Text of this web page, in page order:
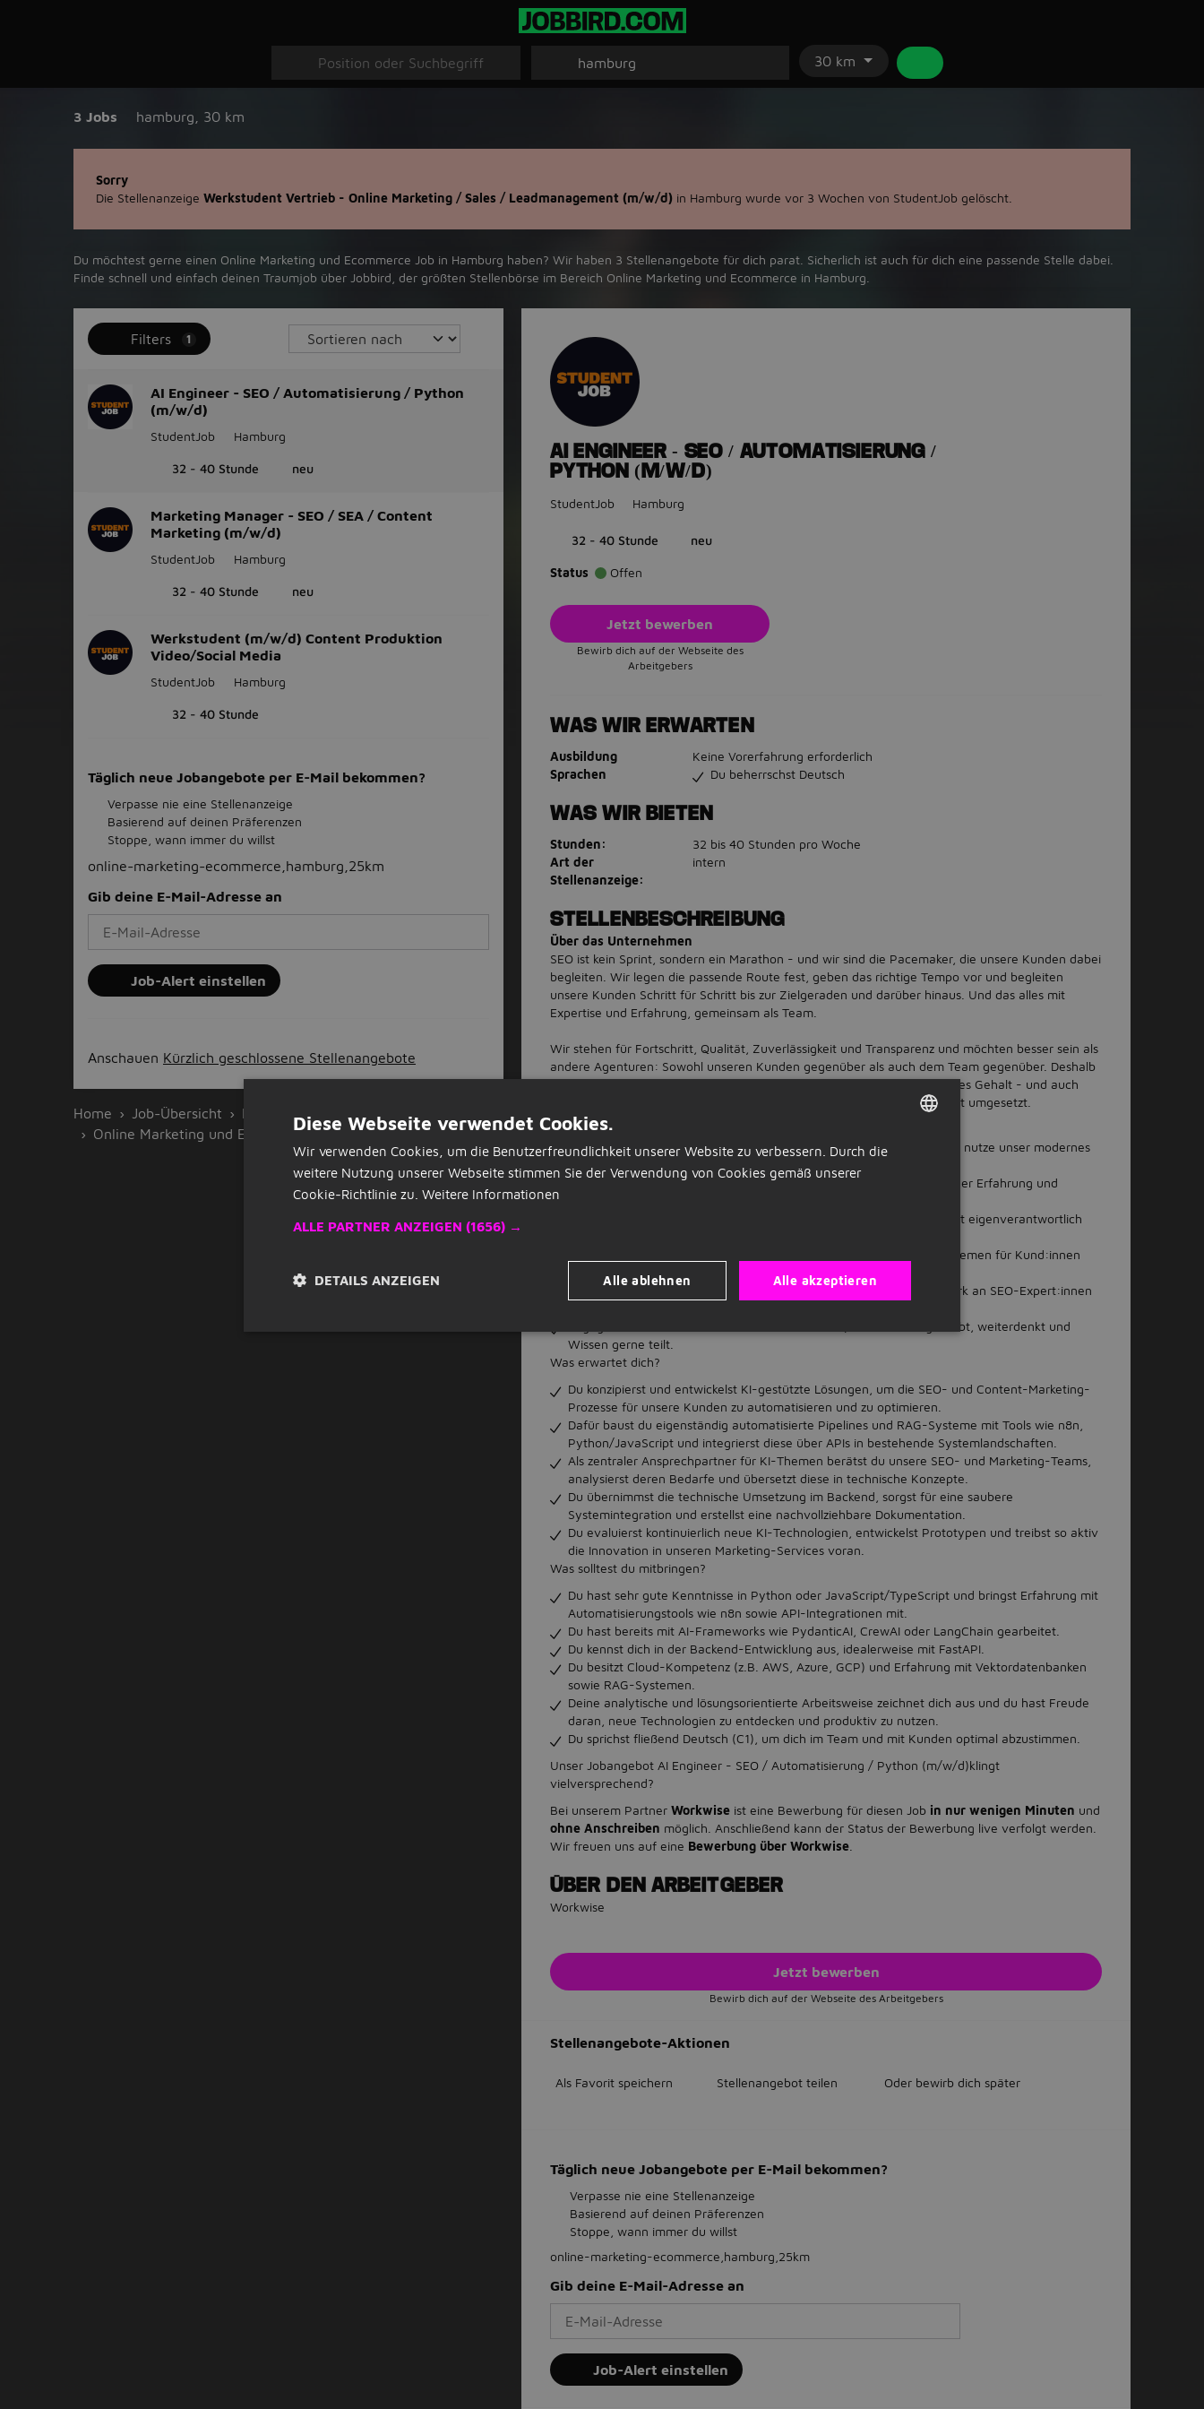
30 km
3 Jobs hamburg 30 km
Sorry
Die Stellenanzeige Werkstudent Vertrieb - Online Marketing / Sales / Leadmanagement (m/w/d) in Hamburg wurde vor 3 Wochen von StudentJob gelöscht.
Du möchtest gerne einen Online Marketing und Ecommerce Job in ‪Hamburg‬ haben? Wir haben ‪3‬ Stellenangebote für dich parat. Sicherlich ist auch für dich eine passende Stelle dabei.
Finde schnell und einfach deinen Traumjob über ‪Jobbird‬, der größten Stellenbörse im Bereich Online Marketing und Ecommerce in ‪Hamburg‬.
Filters 1
AI Engineer - SEO / Automatisierung / Python
(m/w/d)
StudentJob Hamburg
32 - 40 Stunde neu
Marketing Manager - SEO / SEA / Content
Marketing (m/w/d)
StudentJob Hamburg
32 - 40 Stunde neu
Werkstudent (m/w/d) Content Produktion
Video/Social Media
StudentJob Hamburg
32 - 40 Stunde
Täglich neue Jobangebote per E-Mail bekommen?
Verpasse nie eine Stellenanzeige
Basierend auf deinen Präferenzen
Stoppe, wann immer du willst
online-marketing-ecommerce,hamburg,25km
Gib deine E-Mail-Adresse an
Job-Alert einstellen
Anschauen Kürzlich geschlossene Stellenangebote
Home Job-Übersicht
Hamburg
Online Marketing und Ecommerce
AI ENGINEER - SEO / AUTOMATISIERUNG /
PYTHON (M/W/D)
StudentJob Hamburg
32 - 40 Stunde neu
Status Offen
Jetzt bewerben
Bewirb dich auf der Webseite des
Arbeitgebers
WAS WIR ERWARTEN
Ausbildung
Keine Vorerfahrung erforderlich
Sprachen
Du beherrschst Deutsch
WAS WIR BIETEN
Stunden:
32 bis 40 Stunden pro Woche
Art der
Stellenanzeige:
intern
STELLENBESCHREIBUNG
Über das Unternehmen
SEO ist kein Sprint, sondern ein Marathon - und wir sind die Pacemaker, die unsere Kunden dabei
begleiten. Wir legen die passende Route fest, geben das richtige Tempo vor und begleiten
unsere Kunden Schritt für Schritt bis zur Zielgeraden und darüber hinaus. Und das alles mit
Expertise und Erfahrung, gemeinsam als Team.
Wir stehen für Fortschritt, Qualität, Zuverlässigkeit und Transparenz und möchten besser sein als
andere Agenturen: Sowohl unseren Kunden gegenüber als auch dem Team gegenüber. Deshalb
erwartet dich bei uns kein Obstkorb, sondern ein faires und angemessenes Gehalt - und auch
sonst wird jeder konstruktive Vorschlag miteinbezogen und oftmals direkt umgesetzt.
Was bieten wir dir?
100% Remote-Möglichkeit: Arbeite flexibel aus dem Homeoffice oder nutze unser modernes
Büro im Zentrum von Augsburg - du entscheidest.
Faire Vergütung: Wir bieten dir ein attraktives Gehaltspaket, das deiner Erfahrung und
Hohe Autonomie: Du genießt große Freiheit für deine Ideen und triffst eigenverantwortlich
Spannende KI-Projekte: Du arbeitest an echten, produktiven KI-Systemen für Kund:innen
aus den unterschiedlichsten Branchen.
Weiterentwicklung & Netzwerk: Profitiere von einem großen Netzwerk an SEO-Expert:innen
Engagiertes Tech-Team: Dich erwartet ein Team, das Technologie liebt, weiterdenkt und
Wissen gerne teilt.
Was erwartet dich?
Du konzipierst und entwickelst KI-gestützte Lösungen, um die SEO- und Content-Marketing-
Prozesse für unsere Kunden zu automatisieren und zu optimieren.
Dafür baust du eigenständig automatisierte Pipelines und RAG-Systeme mit Tools wie n8n,
Python/JavaScript und integrierst diese über APIs in bestehende Systemlandschaften.
Als zentraler Ansprechpartner für KI-Themen berätst du unsere SEO- und Marketing-Teams,
analysierst deren Bedarfe und übersetzt diese in technische Konzepte.
Du übernimmst die technische Umsetzung im Backend, sorgst für eine saubere
Systemintegration und erstellst eine nachvollziehbare Dokumentation.
Du evaluierst kontinuierlich neue KI-Technologien, entwickelst Prototypen und treibst so aktiv
die Innovation in unseren Marketing-Services voran.
Was solltest du mitbringen?
Du hast sehr gute Kenntnisse in Python oder JavaScript/TypeScript und bringst Erfahrung mit
Automatisierungstools wie n8n sowie API-Integrationen mit.
Du hast bereits mit AI-Frameworks wie PydanticAI, CrewAI oder LangChain gearbeitet.
Du kennst dich in der Backend-Entwicklung aus, idealerweise mit FastAPI.
Du besitzt Cloud-Kompetenz (z.B. AWS, Azure, GCP) und Erfahrung mit Vektordatenbanken
sowie RAG-Systemen.
Deine analytische und lösungsorientierte Arbeitsweise zeichnet dich aus und du hast Freude
daran, neue Technologien zu entdecken und produktiv zu nutzen.
Du sprichst fließend Deutsch (C1), um dich im Team und mit Kunden optimal abzustimmen.
Unser Jobangebot AI Engineer - SEO / Automatisierung / Python (m/w/d)klingt
vielversprechend?
Bei unserem Partner Workwise ist eine Bewerbung für diesen Job in nur wenigen Minuten und
ohne Anschreiben möglich. Anschließend kann der Status der Bewerbung live verfolgt werden.
Wir freuen uns auf eine Bewerbung über Workwise
ÜBER DEN ARBEITGEBER
Workwise
Jetzt bewerben
Bewirb dich auf der Webseite des Arbeitgebers
Stellenangebote-Aktionen
Als Favorit speichern Stellenangebot teilen Oder bewirb dich später
Täglich neue Jobangebote per E-Mail bekommen?
Verpasse nie eine Stellenanzeige
Basierend auf deinen Präferenzen
Stoppe, wann immer du willst
online-marketing-ecommerce,hamburg,25km
Gib deine E-Mail-Adresse an
Job-Alert einstellen
DUTCH
Diese Webseite verwendet Cookies.
Wir verwenden Cookies, um die Benutzerfreundlichkeit unserer Website zu verbessern. Durch die
weitere Nutzung unserer Webseite stimmen Sie der Verwendung von Cookies gemäß unserer
Cookie-Richtlinie zu. Weitere Informationen
ALLE PARTNER ANZEIGEN (1656) →
Alle akzeptieren
Alle ablehnen
DETAILS ANZEIGEN